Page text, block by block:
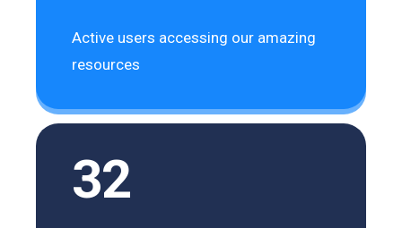
Active users accessing our amazing
resources
32